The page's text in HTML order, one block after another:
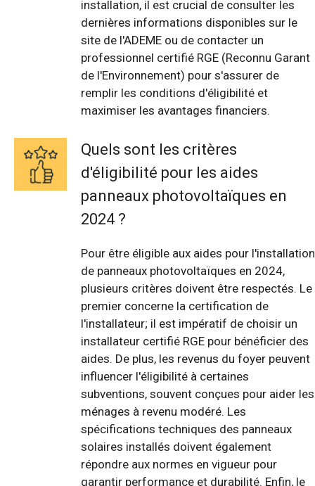
installation, il est crucial de consulter les
dernières informations disponibles sur le
site de l'ADEME ou de contacter un
professionnel certifié RGE (Reconnu Garant
de l'Environnement) pour s'assurer de
remplir les conditions d'éligibilité et
maximiser les avantages financiers.
Quels sont les critères
d'éligibilité pour les aides
panneaux photovoltaïques en
2024 ?
Pour être éligible aux aides pour l'installation
de panneaux photovoltaïques en 2024,
plusieurs critères doivent être respectés. Le
premier concerne la certification de
l'installateur; il est impératif de choisir un
installateur certifié RGE pour bénéficier des
aides. De plus, les revenus du foyer peuvent
influencer l'éligibilité à certaines
subventions, souvent conçues pour aider les
ménages à revenu modéré. Les
spécifications techniques des panneaux
solaires installés doivent également
répondre aux normes en vigueur pour
garantir performance et durabilité. Enfin, le